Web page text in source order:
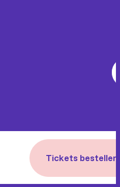
Tickets bestellen